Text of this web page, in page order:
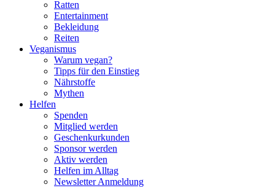
Ratten
Entertainment
Bekleidung
Reiten
Veganismus
Warum vegan?
Tipps für den Einstieg
Nährstoffe
Mythen
Helfen
Spenden
Mitglied werden
Geschenkurkunden
Sponsor werden
Aktiv werden
Helfen im Alltag
Newsletter Anmeldung